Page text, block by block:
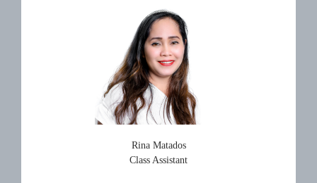
Rina Matados
Class Assistant